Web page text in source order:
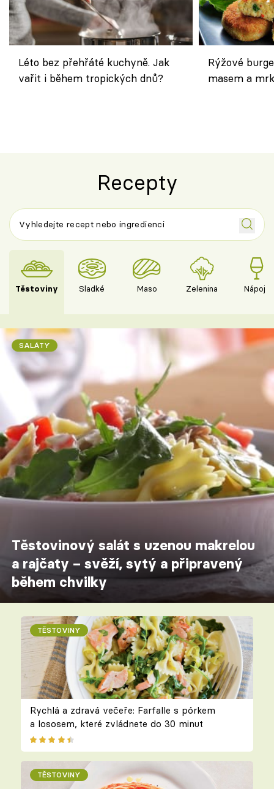
Léto bez přehřáté kuchyně. Jak
vařit i během tropických dnů?
Rýžové
masem a
Recepty
Těstoviny Sladké Maso Zelenina Nápoje
SALÁTY
Těstovinový salát s uzenou makrelou
a rajčaty – svěží, sytý a připravený
během chvilky
TĚSTOVINY
Rychlá a zdravá večeře: Farfalle s pórkem
a lososem, které zvládnete do 30 minut
TĚSTOVINY